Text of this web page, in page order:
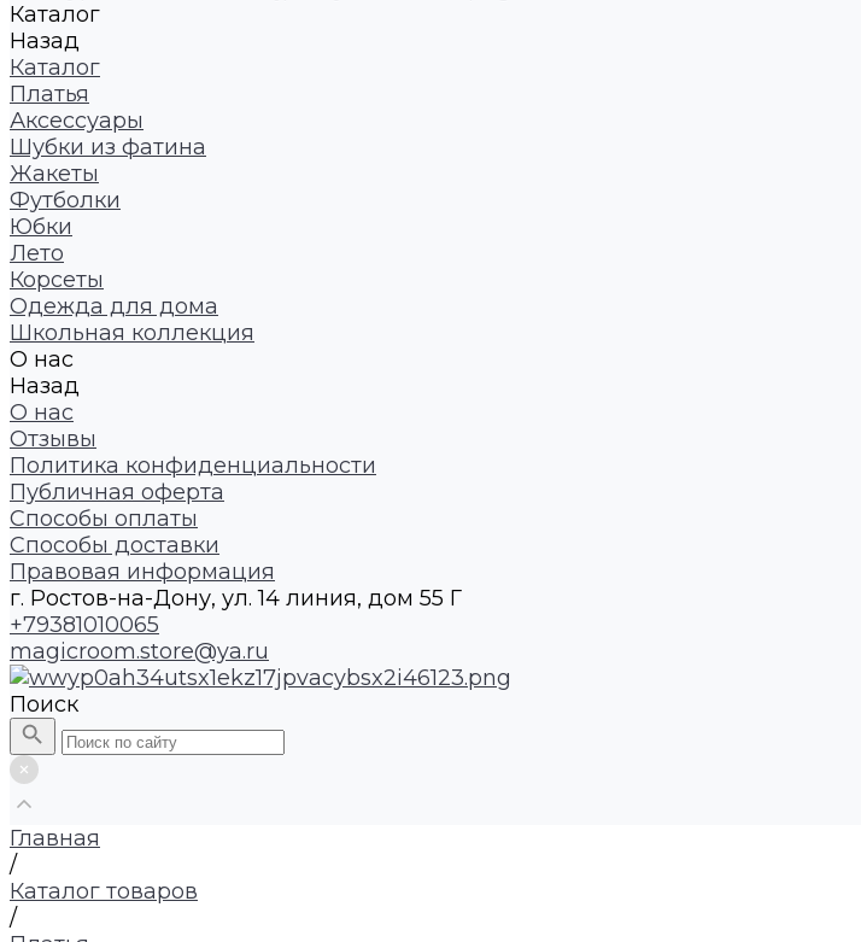
Каталог
Назад
Каталог
Платья
Аксессуары
Шубки из фатина
Жакеты
Футболки
Юбки
Лето
Корсеты
Одежда для дома
Школьная коллекция
О нас
Назад
О нас
Отзывы
Политика конфиденциальности
Публичная оферта
Способы оплаты
Способы доставки
Правовая информация
г. Ростов-на-Дону, ул. 14 линия, дом 55 Г
+79381010065
magicroom.store@ya.ru
Поиск
Главная
/
Каталог товаров
/